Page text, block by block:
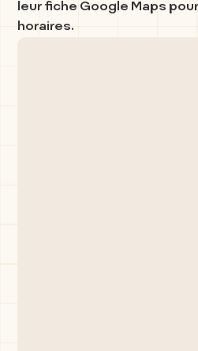
leur fiche Google Maps
horaires.